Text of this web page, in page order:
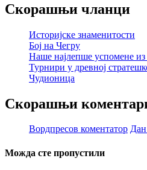
Скорашњи чланци
Историјске знаменитости
Бој на Чегру
Наше најлепше успомене
Турнири у древној
Чудионица
Скорашњи
Вордпресов коментатор
Можда сте пропустили